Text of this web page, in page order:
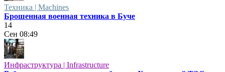
Техника | Machines
Брошенная военная техника в Буче
14
Сен 08:49
Инфраструктура | Infrastructure